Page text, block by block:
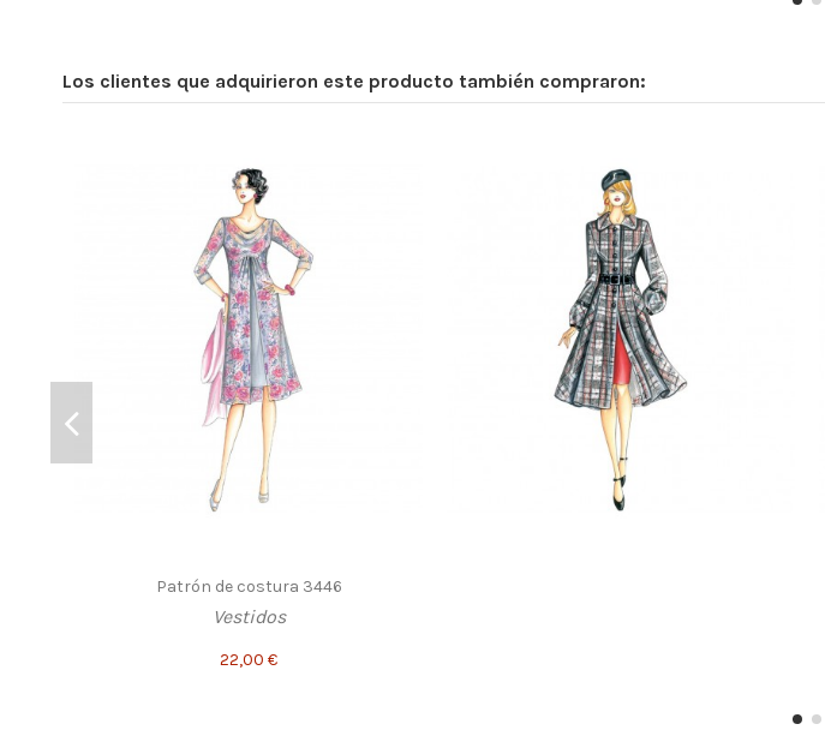
Los clientes que adquirieron este producto también compraron:
Patrón de costura 3446
Vestidos
22,00 €